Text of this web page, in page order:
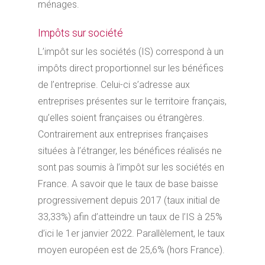
ménages.
Impôts sur société
L’impôt sur les sociétés (IS) correspond à un
impôts direct proportionnel sur les bénéfices
de l’entreprise. Celui-ci s’adresse aux
entreprises présentes sur le territoire français,
qu’elles soient françaises ou étrangères.
Contrairement aux entreprises françaises
situées à l’étranger, les bénéfices réalisés ne
sont pas soumis à l’impôt sur les sociétés en
France. A savoir que le taux de base baisse
progressivement depuis 2017 (taux initial de
33,33%) afin d’atteindre un taux de l’IS à 25%
d’ici le 1er janvier 2022. Parallèlement, le taux
moyen européen est de 25,6% (hors France).